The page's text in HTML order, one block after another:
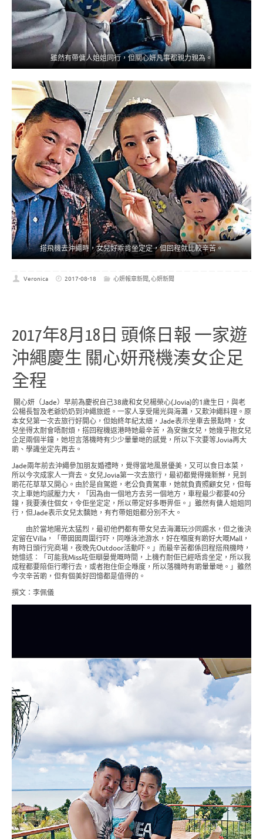
雖然有帶傭人姐姐同行，但關心妍凡事都親力親為。
搭飛機去沖繩時，女兒好乖肯坐定定，但回程就比較辛苦。
Veronica 2017-08-18 心妍報章新聞,心妍新聞
2017年8月18日 頭條日報 一家遊
沖繩慶生 關心妍飛機湊女企足
全程
關心妍（Jade）早前為慶祝自己38歲和女兒楊榮心(Jovia)的1歲生日，與老
公楊長智及老爺奶奶到沖繩旅遊。一家人享受陽光與海灘，又歎沖繩料理。原
本女兒第一次去旅行好開心，但始終年紀太細，Jade表示坐車去景點時，女
兒坐得太耐會唔耐煩，搭回程機返港時她最辛苦，為安撫女兒，她幾乎抱女兒
企足兩個半鐘，她坦言落機時有少少暈暈哋的感覺，所以下次要等Jovia再大
啲、學識坐定先再去。
Jade兩年前去沖繩參加朋友婚禮時，覺得當地風景優美，又可以食日本菜，
所以今次成家人一齊去。女兒Jovia第一次去旅行，最初都覺得幾新鮮，見到
啲花花草草又開心。由於是自駕遊，老公負責駕車，她就負責照顧女兒，但每
次上車她均感壓力大，「因為由一個地方去另一個地方，車程最少都要40分
鐘，我要湊住個女，令佢坐定定，所以帶定好多嘢畀佢。」雖然有傭人姐姐同
行，但Jade表示女兒太黐她，有冇帶姐姐都分別不大。
由於當地陽光太猛烈，最初他們都有帶女兒去海灘玩沙同踢水，但之後決
定留在Villa，「帶囡囡周圍行吓，同喺泳池游水，好在嗰度有啲好大嘅Mall，
有時日頭行完商場，夜晚先Outdoor活動吓。」而最辛苦都係回程搭飛機時，
她憶述：「可能我Miss咗佢瞓晏覺嘅時間，上機冇耐佢已經唔肯坐定，所以我
成程都要陪佢行嚟行去，或者抱住佢企喺度，所以落機時有啲暈暈哋。」雖然
今次辛苦啲，但有個美好回憶都是值得的。
撰文：李佩儀